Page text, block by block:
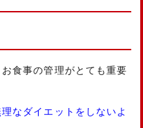
食事の管理がとても重要
なダイエットをしないよ